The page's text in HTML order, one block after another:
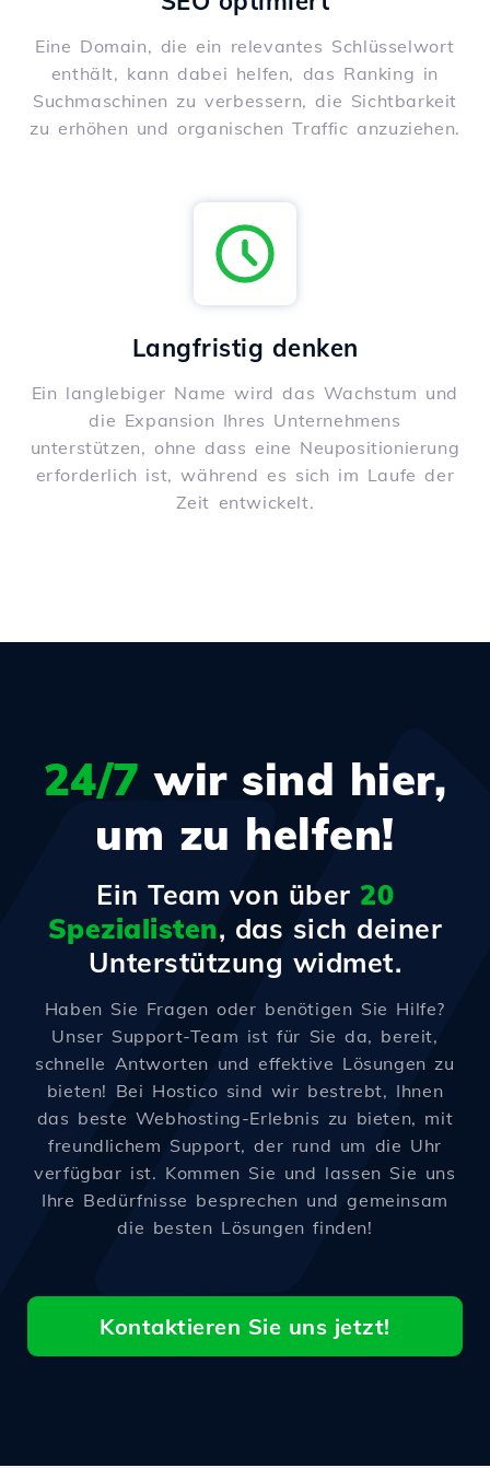
Eine Domain, die ein relevantes Schlüsselwort
enthält, kann dabei helfen, das Ranking in
Suchmaschinen zu verbessern, die Sichtbarkeit
zu erhöhen und organischen Traffic anzuziehen.
Langfristig denken
Ein langlebiger Name wird das Wachstum und
die Expansion Ihres Unternehmens
unterstützen, ohne dass eine Neupositionierung
erforderlich ist, während es sich im Laufe der
Zeit entwickelt.
24/7 wir sind hier,
um zu helfen!
Ein Team von über 20
Spezialisten, das sich deiner
Unterstützung widmet.
Haben Sie Fragen oder benötigen Sie Hilfe?
Unser Support-Team ist für Sie da, bereit,
schnelle Antworten und effektive Lösungen zu
bieten! Bei Hostico sind wir bestrebt, Ihnen
das beste Webhosting-Erlebnis zu bieten, mit
freundlichem Support, der rund um die Uhr
verfügbar ist. Kommen Sie und lassen Sie uns
Ihre Bedürfnisse besprechen und gemeinsam
die besten Lösungen finden!
Kontaktieren Sie uns jetzt!